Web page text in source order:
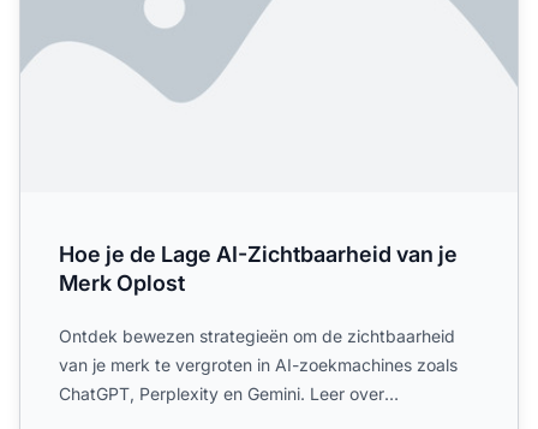
Hoe je de Lage AI-Zichtbaarheid van je
Merk Oplost
Ontdek bewezen strategieën om de zichtbaarheid
van je merk te vergroten in AI-zoekmachines zoals
ChatGPT, Perplexity en Gemini. Leer over